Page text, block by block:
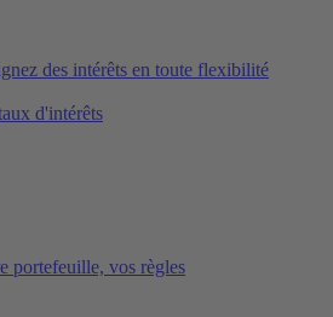
des intérêts en toute flexibilité
d'intérêts
portefeuille, vos règles